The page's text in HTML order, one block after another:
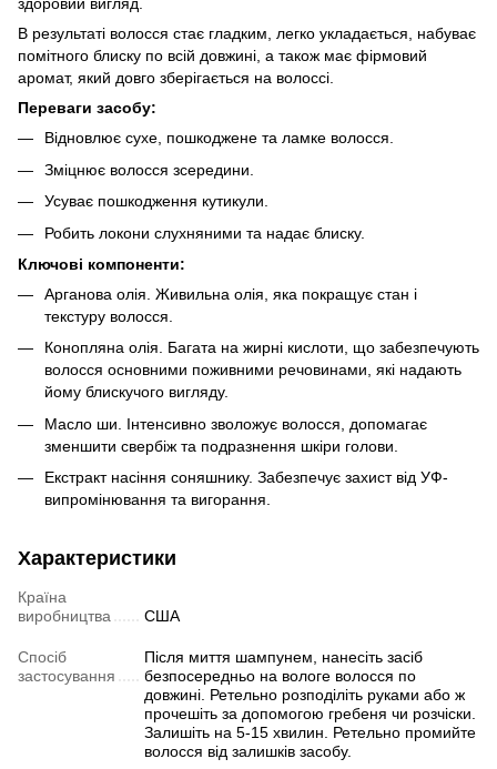
здоровий вигляд.
В результаті волосся стає гладким, легко укладається, набуває
помітного блиску по всій довжині, а також має фірмовий
аромат, який довго зберігається на волоссі.
Переваги засобу:
Відновлює сухе, пошкоджене та ламке волосся.
Зміцнює волосся зсередини.
Усуває пошкодження кутикули.
Робить локони слухняними та надає блиску.
Ключові компоненти:
Арганова олія. Живильна олія, яка покращує стан і
текстуру волосся.
Конопляна олія. Багата на жирні кислоти, що забезпечують
волосся основними поживними речовинами, які надають
йому блискучого вигляду.
Масло ши. Інтенсивно зволожує волосся, допомагає
зменшити свербіж та подразнення шкіри голови.
Екстракт насіння соняшнику. Забезпечує захист від УФ-
випромінювання та вигорання.
Характеристики
Країна
виробництва
США
Спосіб
застосування
Після миття шампунем, нанесіть засіб
безпосередньо на вологе волосся по
довжині. Ретельно розподіліть руками або ж
прочешіть за допомогою гребеня чи розчіски.
Залишіть на 5-15 хвилин. Ретельно промийте
волосся від залишків засобу.